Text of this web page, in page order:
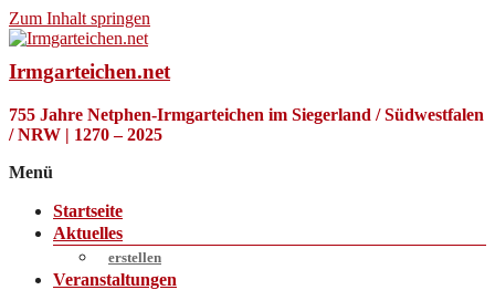
Zum Inhalt springen
Irmgarteichen.net
755 Jahre Netphen-Irmgarteichen im Siegerland / Südwestfalen
/ NRW | 1270 – 2025
Menü
Startseite
Aktuelles
erstellen
Veranstaltungen